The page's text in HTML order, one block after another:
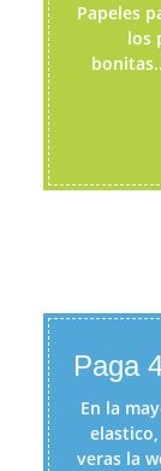
Papeles
los
Paga
En la
veras la